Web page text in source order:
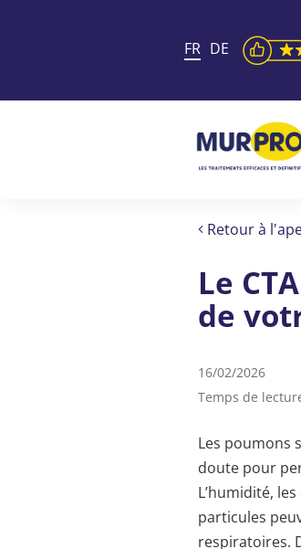
FR DE
Retour à
Le
de
16/02/2026
Temps de
Les poumons
doute pour
L’humidité,
particules
respiratoires.